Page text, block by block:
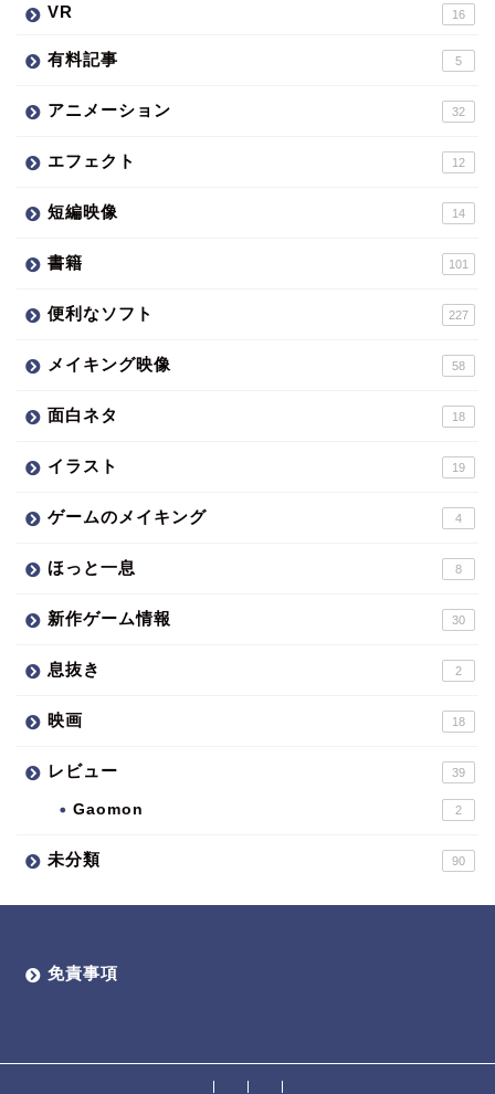
VR 16
有料記事 5
アニメーション 32
エフェクト 12
短編映像 14
書籍 101
便利なソフト 227
メイキング映像 58
面白ネタ 18
イラスト 19
ゲームのメイキング 4
ほっと一息 8
新作ゲーム情報 30
息抜き 2
映画 18
レビュー 39
Gaomon 2
未分類 90
免責事項